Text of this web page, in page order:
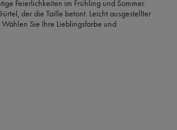
Feierlichkeiten im Frühling und Sommer.
der die Taille betont. Leicht ausgestellter
Sie Ihre Lieblingsfarbe und